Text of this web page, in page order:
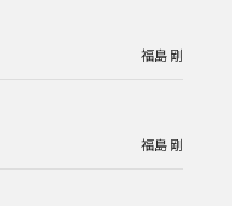
福島 剛
福島 剛